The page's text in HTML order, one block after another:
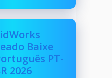
Baixe
PT-
2026